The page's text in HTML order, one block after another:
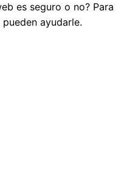
es seguro o no? Para
ayudarle.